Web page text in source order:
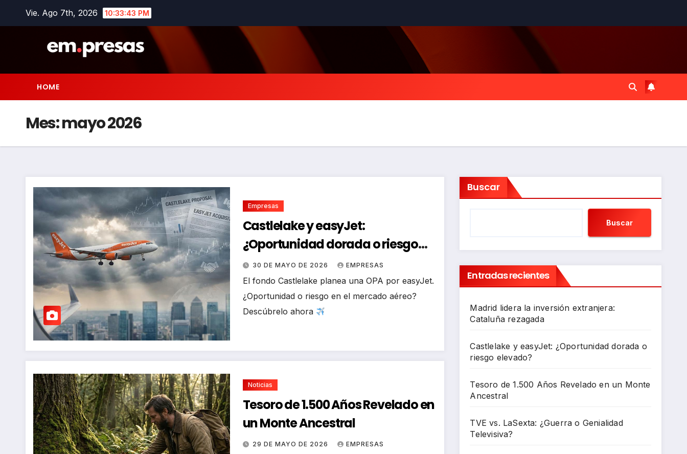
Vie. Ago 7th, 2026 10:33:44 PM
HOME
Mes:mayo 2026
Empresas
Castlelake y easyJet:
¿Oportunidad dorada o riesgo
elevado?
30 DE MAYO DE 2026 EMPRESAS
El fondo Castlelake planea una OPA por easyJet.
¿Oportunidad o riesgo en el mercado aéreo?
Descúbrelo ahora
Noticias
Tesoro de 1.500 Años Revelado en
un Monte Ancestral
29 DE MAYO DE 2026 EMPRESAS
Buscar
Buscar
Entradas recientes
Madrid lidera la inversión extranjera:
Cataluña rezagada
Castlelake y easyJet: ¿Oportunidad dorada o
riesgo elevado?
Tesoro de 1.500 Años Revelado en un Monte
Ancestral
TVE vs. LaSexta: ¿Guerra o Genialidad
Televisiva?